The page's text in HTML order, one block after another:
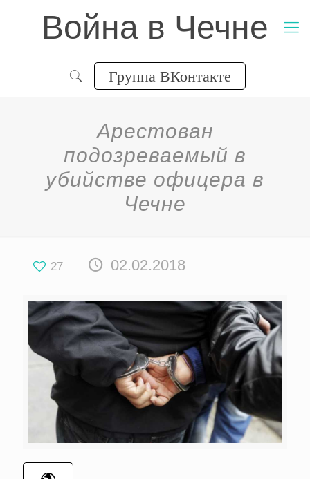
Война в Чечне
Группа ВКонтакте
Арестован
подозреваемый в
убийстве офицера в
Чечне
27 02.02.2018